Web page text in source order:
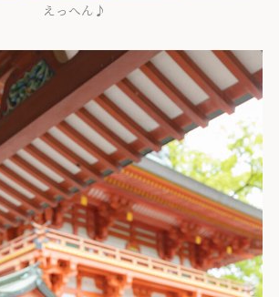
えっへん♪